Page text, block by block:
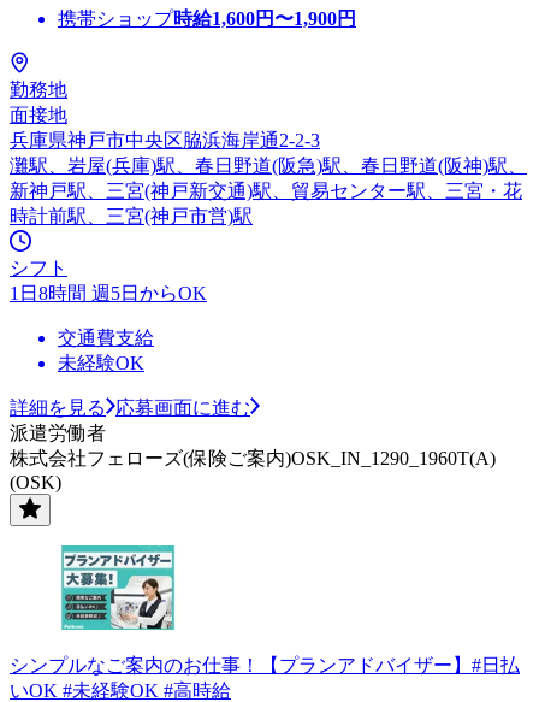
携帯ショップ時給1,600円〜1,900円
勤務地
面接地
兵庫県神戸市中央区脇浜海岸通2-2-3
灘駅、岩屋(兵庫)駅、春日野道(阪急)駅、春日野道(阪神)駅、
新神戸駅、三宮(神戸新交通)駅、貿易センター駅、三宮・花
時計前駅、三宮(神戸市営)駅
シフト
1日8時間 週5日からOK
交通費支給
未経験OK
詳細を見る
応募画面に進む
派遣労働者
株式会社フェローズ(保険ご案内)OSK_IN_1290_1960T(A)
(OSK)
シンプルなご案内のお仕事！【プランアドバイザー】#日払
いOK #未経験OK #高時給